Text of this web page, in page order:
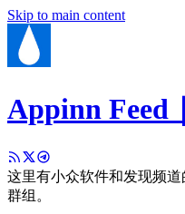
Skip to main content
Appinn Feed
这里有小众软件和发现频
群组。